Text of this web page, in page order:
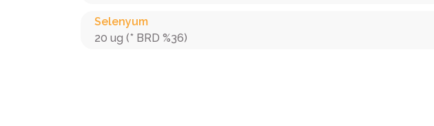
Selenyum
20 ug (* BRD %36)